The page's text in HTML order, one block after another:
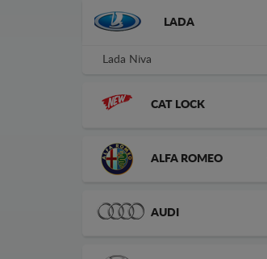
Marques LADA
Lada Niva
CAT LOCK
ALFA ROMEO
AUDI